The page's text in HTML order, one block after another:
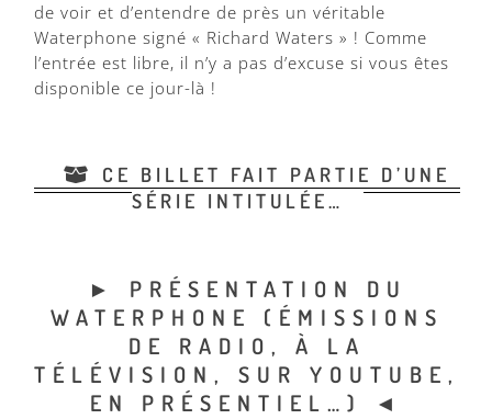
de voir et d’entendre de près un véritable
Waterphone signé « Richard Waters » ! Comme
l’entrée est libre, il n’y a pas d’excuse si vous êtes
disponible ce jour-là !
CE BILLET FAIT PARTIE D’UNE
SÉRIE INTITULÉE…
► PRÉSENTATION DU
WATERPHONE (ÉMISSIONS
DE RADIO, À LA
TÉLÉVISION, SUR YOUTUBE,
EN PRÉSENTIEL…) ◄